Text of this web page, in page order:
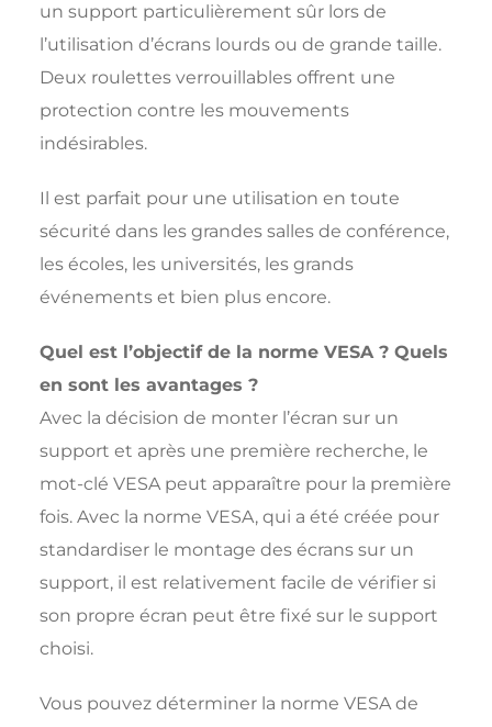
un support particulièrement sûr lors de
l’utilisation d’écrans lourds ou de grande taille.
Deux roulettes verrouillables offrent une
protection contre les mouvements
indésirables.
Il est parfait pour une utilisation en toute
sécurité dans les grandes salles de conférence,
les écoles, les universités, les grands
événements et bien plus encore.
Quel est l’objectif de la norme VESA ? Quels
en sont les avantages ?
Avec la décision de monter l’écran sur un
support et après une première recherche, le
mot-clé VESA peut apparaître pour la première
fois. Avec la norme VESA, qui a été créée pour
standardiser le montage des écrans sur un
support, il est relativement facile de vérifier si
son propre écran peut être fixé sur le support
choisi.
Vous pouvez déterminer la norme VESA de